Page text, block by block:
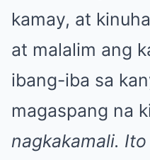
kamay, at
at malalim ang
ibang-iba sa
magaspang na
nagkakamali.